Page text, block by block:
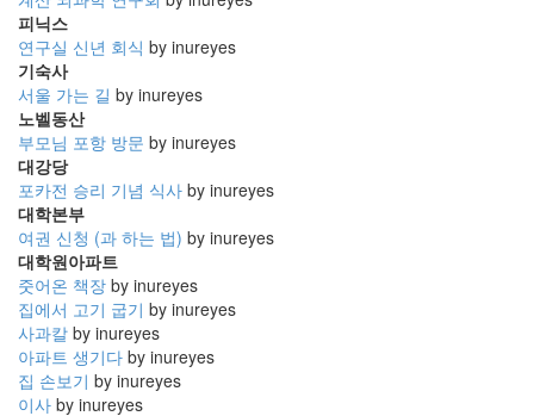
피닉스
연구실 신년 회식 by inureyes
기숙사
서울 가는 길 by inureyes
노벨동산
부모님 포항 방문 by inureyes
대강당
포카전 승리 기념 식사 by inureyes
대학본부
여권 신청 (과 하는 법) by inureyes
대학원아파트
줏어온 책장 by inureyes
집에서 고기 굽기 by inureyes
사과칼 by inureyes
아파트 생기다 by inureyes
집 손보기 by inureyes
이사 by inureyes